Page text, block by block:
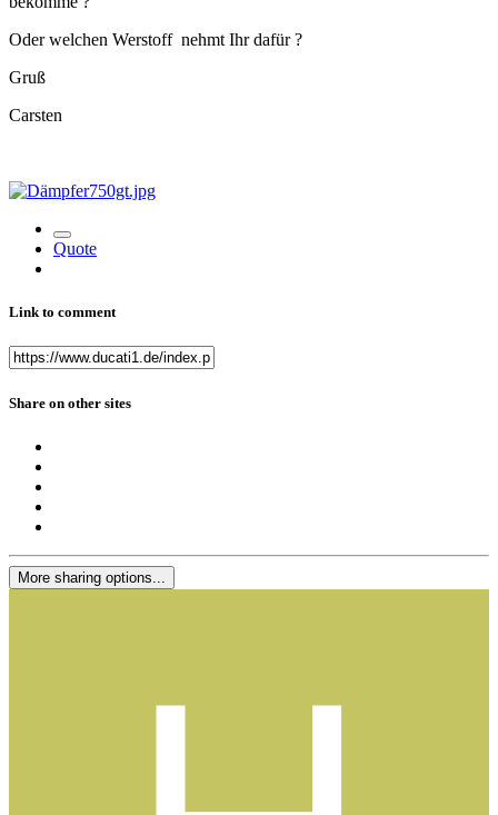
Oder welchen Werstoff nehmt Ihr dafür ?
Gruß
Carsten
Quote
Link to comment
Share on other sites
More sharing options...